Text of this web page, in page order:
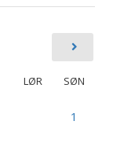
LØR SØN
1